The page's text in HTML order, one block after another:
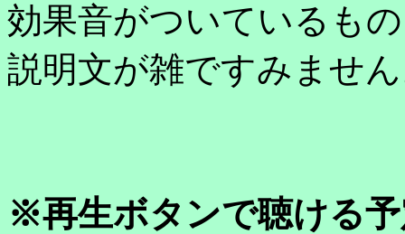
効果音がついているも
説明文が雑ですみませ
※再生ボタンで聴ける